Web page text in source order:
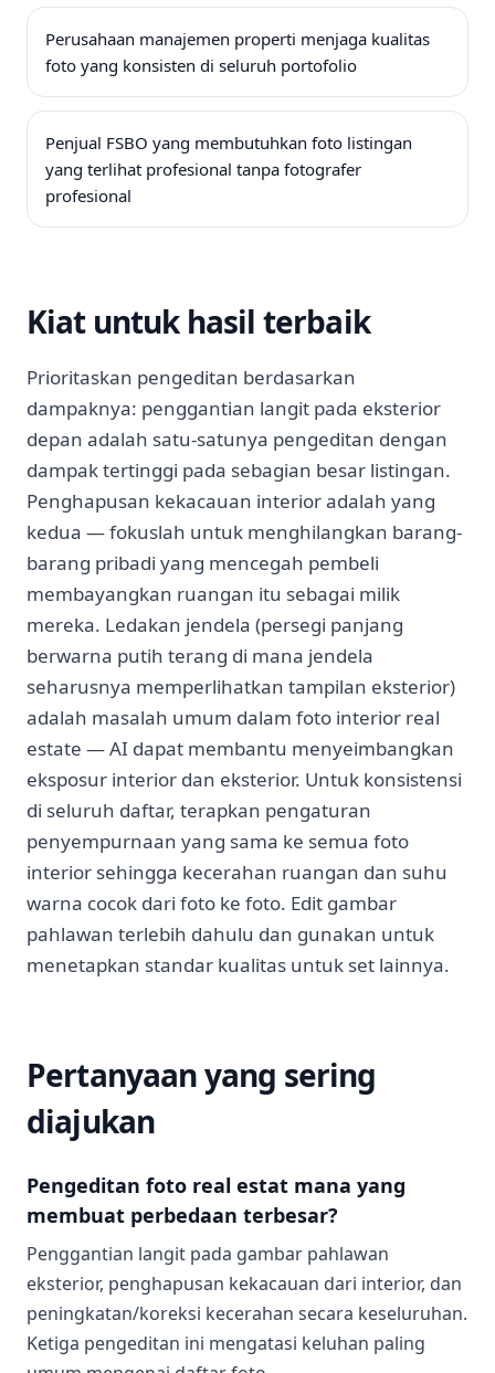
Perusahaan manajemen properti menjaga kualitas
foto yang konsisten di seluruh portofolio
Penjual FSBO yang membutuhkan foto listingan
yang terlihat profesional tanpa fotografer
profesional
Kiat untuk hasil terbaik
Prioritaskan pengeditan berdasarkan
dampaknya: penggantian langit pada eksterior
depan adalah satu-satunya pengeditan dengan
dampak tertinggi pada sebagian besar listingan.
Penghapusan kekacauan interior adalah yang
kedua — fokuslah untuk menghilangkan barang-
barang pribadi yang mencegah pembeli
membayangkan ruangan itu sebagai milik
mereka. Ledakan jendela (persegi panjang
berwarna putih terang di mana jendela
seharusnya memperlihatkan tampilan eksterior)
adalah masalah umum dalam foto interior real
estate — AI dapat membantu menyeimbangkan
eksposur interior dan eksterior. Untuk konsistensi
di seluruh daftar, terapkan pengaturan
penyempurnaan yang sama ke semua foto
interior sehingga kecerahan ruangan dan suhu
warna cocok dari foto ke foto. Edit gambar
pahlawan terlebih dahulu dan gunakan untuk
menetapkan standar kualitas untuk set lainnya.
Pertanyaan yang sering
diajukan
Pengeditan foto real estat mana yang
membuat perbedaan terbesar?
Penggantian langit pada gambar pahlawan
eksterior, penghapusan kekacauan dari interior, dan
peningkatan/koreksi kecerahan secara keseluruhan.
Ketiga pengeditan ini mengatasi keluhan paling